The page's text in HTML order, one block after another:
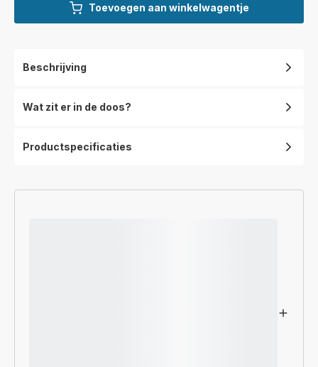
Toevoegen aan winkelwagentje
Beschrijving
Wat zit er in de doos?
Productspecificaties